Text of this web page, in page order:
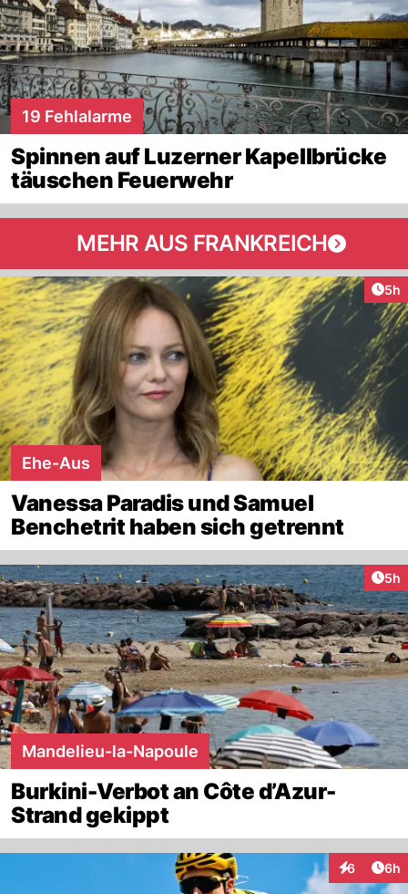
19 Fehlalarme
Spinnen auf Luzerner Kapellbrücke
täuschen Feuerwehr
MEHR AUS FRANKREICH
5h
Ehe-Aus
Vanessa Paradis und Samuel
Benchetrit haben sich getrennt
5h
Mandelieu-la-Napoule
Burkini-Verbot an Côte d’Azur-
Strand gekippt
6 6h